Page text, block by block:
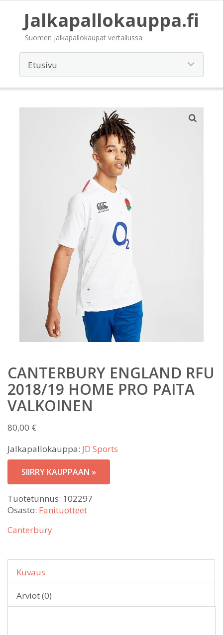
Jalkapallokauppa.fi
Suomen jalkapallokaupat vertailussa
CANTERBURY ENGLAND RFU
2018/19 HOME PRO PAITA
VALKOINEN
80,00 €
Jalkapallokauppa: JD Sports
SIIRRY KAUPPAAN »
Tuotetunnus: 102297
Osasto: Fanituotteet
Canterbury
Kuvaus
Arviot (0)